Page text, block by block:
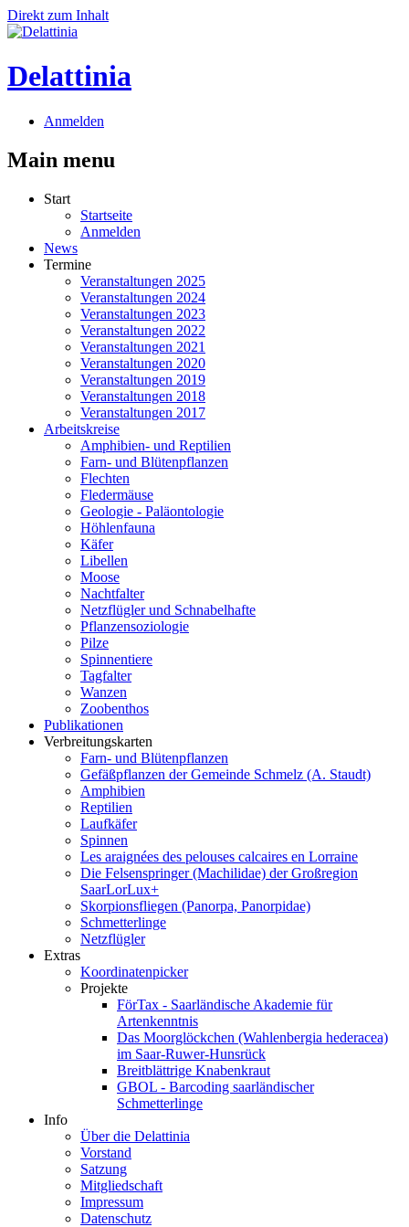
Direkt zum Inhalt
Delattinia
Anmelden
Main menu
Start
Startseite
Anmelden
News
Termine
Veranstaltungen 2025
Veranstaltungen 2024
Veranstaltungen 2023
Veranstaltungen 2022
Veranstaltungen 2021
Veranstaltungen 2020
Veranstaltungen 2019
Veranstaltungen 2018
Veranstaltungen 2017
Arbeitskreise
Amphibien- und Reptilien
Farn- und Blütenpflanzen
Flechten
Fledermäuse
Geologie - Paläontologie
Höhlenfauna
Käfer
Libellen
Moose
Nachtfalter
Netzflügler und Schnabelhafte
Pflanzensoziologie
Pilze
Spinnentiere
Tagfalter
Wanzen
Zoobenthos
Publikationen
Verbreitungskarten
Farn- und Blütenpflanzen
Gefäßpflanzen der Gemeinde Schmelz (A. Staudt)
Amphibien
Reptilien
Laufkäfer
Spinnen
Les araignées des pelouses calcaires en Lorraine
Die Felsenspringer (Machilidae) der Großregion
SaarLorLux+
Skorpionsfliegen (Panorpa, Panorpidae)
Schmetterlinge
Netzflügler
Extras
Koordinatenpicker
Projekte
FörTax - Saarländische Akademie für
Artenkenntnis
Das Moorglöckchen (Wahlenbergia hederacea)
im Saar-Ruwer-Hunsrück
Breitblättrige Knabenkraut
GBOL - Barcoding saarländischer
Schmetterlinge
Info
Über die Delattinia
Vorstand
Satzung
Mitgliedschaft
Impressum
Datenschutz